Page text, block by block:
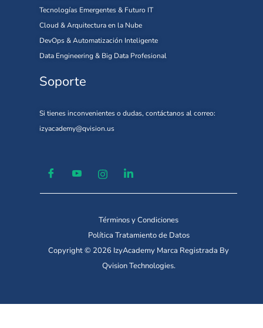
Tecnologías Emergentes & Futuro IT
Cloud & Arquitectura en la Nube
DevOps & Automatización Inteligente
Data Engineering & Big Data Profesional
Soporte
Si tienes inconvenientes o dudas, contáctanos al correo:
izyacademy@qvision.us
Términos y Condiciones
Política Tratamiento de Datos
Copyright © 2026 IzyAcademy Marca Registrada By
Qvision Technologies.